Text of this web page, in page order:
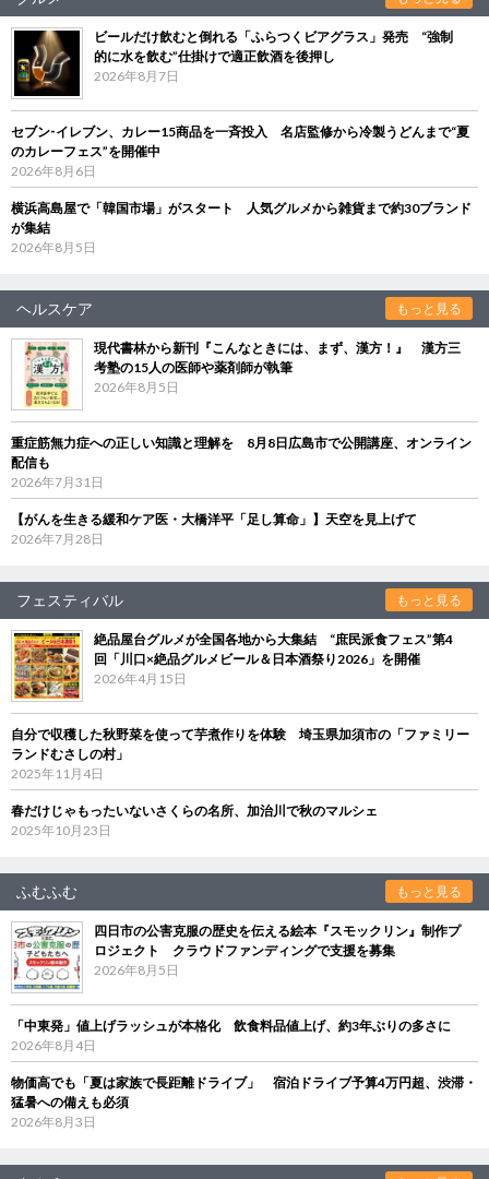
ビールだけ飲むと倒れる「ふらつくビアグラス」発売 “強制
的に水を飲む”仕掛けで適正飲酒を後押し
2026年8月7日
セブン‐イレブン、カレー15商品を一斉投入 名店監修から冷製うどんまで“夏
のカレーフェス”を開催中
2026年8月6日
横浜高島屋で「韓国市場」がスタート 人気グルメから雑貨まで約30ブランド
が集結
2026年8月5日
ヘルスケア もっと見る
現代書林から新刊『こんなときには、まず、漢方！』 漢方三
考塾の15人の医師や薬剤師が執筆
2026年8月5日
重症筋無力症への正しい知識と理解を 8月8日広島市で公開講座、オンライン
配信も
2026年7月31日
【がんを生きる緩和ケア医・大橋洋平「足し算命」】天空を見上げて
2026年7月28日
フェスティバル もっと見る
絶品屋台グルメが全国各地から大集結 “庶民派食フェス”第4
回「川口×絶品グルメビール＆日本酒祭り2026」を開催
2026年4月15日
自分で収穫した秋野菜を使って芋煮作りを体験 埼玉県加須市の「ファミリー
ランドむさしの村」
2025年11月4日
春だけじゃもったいないさくらの名所、加治川で秋のマルシェ
2025年10月23日
ふむふむ もっと見る
四日市の公害克服の歴史を伝える絵本『スモックリン』制作プ
ロジェクト クラウドファンディングで支援を募集
2026年8月5日
「中東発」値上げラッシュが本格化 飲食料品値上げ、約3年ぶりの多さに
2026年8月4日
物価高でも「夏は家族で長距離ドライブ」 宿泊ドライブ予算4万円超、渋滞・
猛暑への備えも必須
2026年8月3日